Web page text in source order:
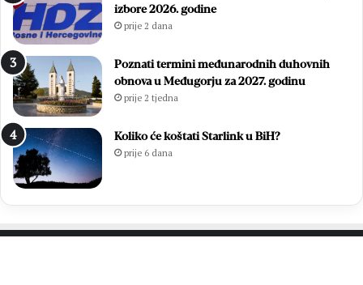
izbore 2026. godine
prije 2 dana
Poznati termini međunarodnih duhovnih
obnova u Međugorju za 2027. godinu
prije 2 tjedna
Koliko će koštati Starlink u BiH?
prije 6 dana